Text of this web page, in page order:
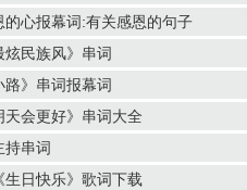
的心报幕词:有关感恩的句子
炫民族风》串词
路》串词报幕词
天会更好》串词大全
持串词
生日快乐》歌词下载